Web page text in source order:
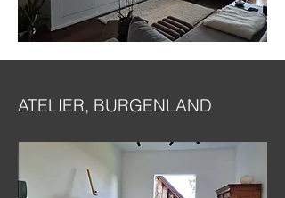
ATELIER, BURGENLAND